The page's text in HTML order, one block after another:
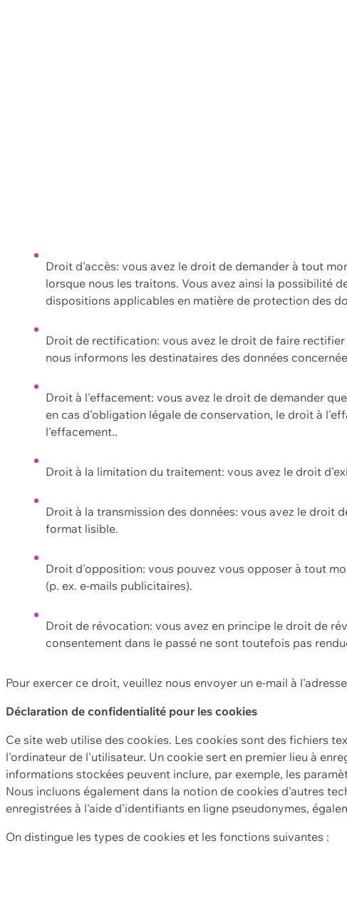
Droit d'accès: vous avez le droit de demander à tout
lorsque nous les traitons. Vous avez ainsi la possibilité
dispositions applicables en matière de protection des
Droit de rectification: vous avez le droit de faire
nous informons les destinataires des données
Droit à l'effacement: vous avez le droit de demander
en cas d'obligation légale de conservation, le droit à
l'effacement..
Droit à la limitation du traitement: vous avez le droit
Droit à la transmission des données: vous avez le droit
format lisible.
Droit d'opposition: vous pouvez vous opposer à tout
(p. ex. e-mails publicitaires).
Droit de révocation: vous avez en principe le droit de
consentement dans le passé ne sont toutefois pas
Pour exercer ce droit, veuillez nous envoyer un e-mail à
Déclaration de confidentialité pour les cookies
Ce site web utilise des cookies. Les cookies sont des fichiers
l'ordinateur de l'utilisateur. Un cookie sert en premier lieu à
informations stockées peuvent inclure, par exemple, les
Nous incluons également dans la notion de cookies d'autres
enregistrées à l'aide d'identifiants en ligne pseudonymes,
On distingue les types de cookies et les fonctions suivantes :